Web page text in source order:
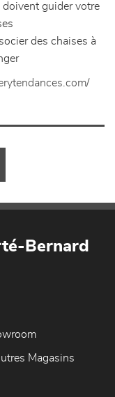
guider votre
des chaises à
Bernard
Magasins